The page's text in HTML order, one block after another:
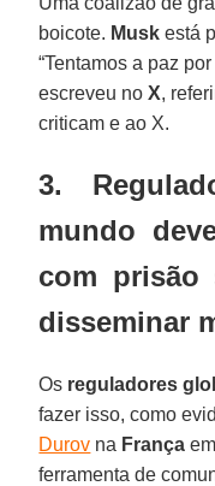
boicote. Musk está
“Tentamos a paz
escreveu noX,
criticam e ao X.
3.
mundo
com prisão
disseminar
Os reguladores
fazer isso, como
Durov na França
ferramenta de